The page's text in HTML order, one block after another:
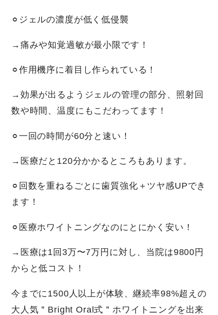
⚪︎ジェルの濃度が低く低侵襲
→痛みや知覚過敏が最小限です！
⚪︎作用機序に着目し作られている！
→効果が出るようジェルの管理の部分、照射回
数や時間、温度にもこだわってます！
⚪︎一回の時間が60分と速い！
→医療だと120分かかるところもあります。
⚪︎回数を重ねるごとに歯質強化＋ツヤ感UPでき
ます！
⚪︎医療ホワイトニングなのにとにかく安い！
→医療は1回3万〜7万円に対し、当院は9800円
からと低コスト！
今までに1500人以上が体験、継続率98%超えの
大人気＂Bright Oral式＂ホワイトニングを出来